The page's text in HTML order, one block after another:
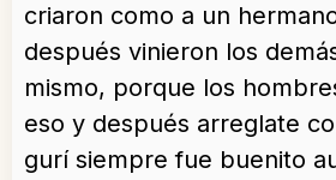
criaron como a un
después vinieron los
mismo, porque los
eso y después arreglate
gurí siempre fue buenito